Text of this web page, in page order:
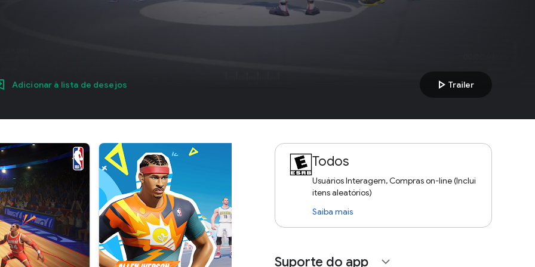
Adicionar à lista de desejos play_arrow Trailer
Todos
Usuários Interagem, Compras on-line (Inclui
itens aleatórios)
Saiba mais
Suporte do app expand_more